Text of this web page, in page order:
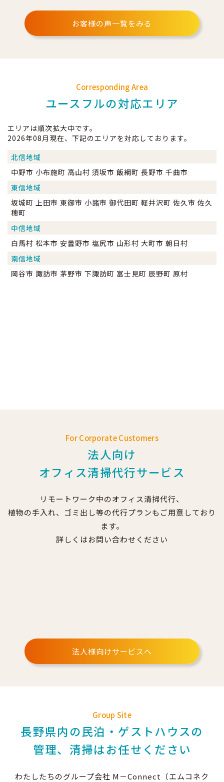
お客様の声一覧をみる
Corresponding Area
ユースフルの対応エリア
エリアは順次拡大中です。
2026年08月現在、下記のエリアを対応しております。
北信地域
中野市 小布施町 高山村 須坂市 飯綱町 長野市 千曲市
東信地域
坂城町 上田市 東御市 小諸市 御代田町 軽井沢町 佐久市 佐久
穂町
中信地域
白馬村 松本市 安曇野市 塩尻市 山形村 大町市 朝日村
南信地域
岡谷市 諏訪市 茅野市 下諏訪町 富士見町 辰野町 原村
For Corporate Customers
法人向け
オフィス清掃代行サービス
リモートワーク中のオフィス清掃代行、
植物の手入れ、ゴミ出し等の代行プランもご用意しており
ます。
詳しくはお問い合わせください
法人様向けサービスへ
Group Site
長野県内の民泊・ゲストハウスの
管理、清掃はお任せください
わたしたちのグループ会社 M－Connect（エムコネク